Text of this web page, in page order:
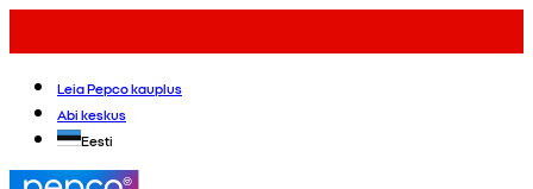
Leia Pepco kauplus
Abi keskus
Eesti